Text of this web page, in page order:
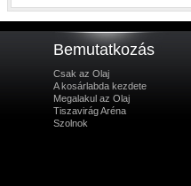
Bemutatkozás
Csak az Olaj
A kosárlabda kezdete
Megalakul az Olaj
Tiszavirág Aréna
Szolnok